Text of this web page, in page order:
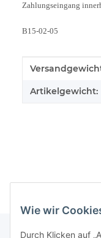
Wie wir
Durch Klicken auf
Zahlungseingang
B15-02-05
Wert
Artikelgewicht: